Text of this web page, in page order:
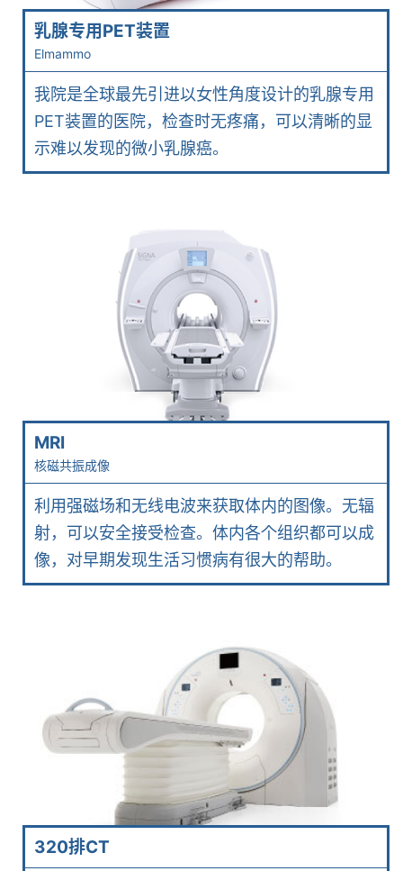
乳腺专用PET装置
Elmammo
我院是全球最先引进以女性角度设计的乳腺专用
PET装置的医院，检查时无疼痛，可以清晰的显
示难以发现的微小乳腺癌。
MRI
核磁共振成像
利用强磁场和无线电波来获取体内的图像。无辐
射，可以安全接受检查。体内各个组织都可以成
像，对早期发现生活习惯病有很大的帮助。
320排CT